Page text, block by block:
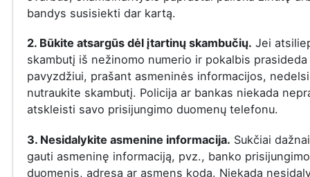
bandys susisiekti dar kartą.
2. Būkite atsargūs dėl įtartinų skambučių. Jei
skambutį iš nežinomo numerio ir pokalbis
pavyzdžiui, prašant asmeninės informacijos,
nutraukite skambutį. Policija ar bankas niekada
atskleisti savo prisijungimo duomenų telefonu.
3. Nesidalykite asmenine informacija. Sukčiai
gauti asmeninę informaciją, pvz., banko prisijungimo
duomenis, adresą ar asmens kodą. Niekada